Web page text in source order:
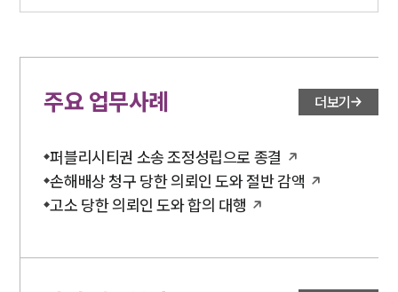
주요 업무사례 더보기
퍼블리시티권 소송 조정성립으로 종결
손해배상 청구 당한 의뢰인 도와 절반 감액
고소 당한 의뢰인 도와 합의 대행